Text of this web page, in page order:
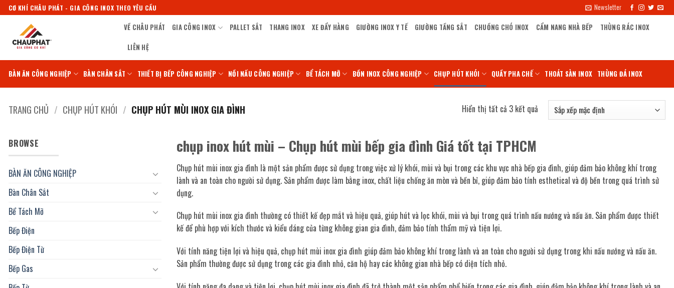
qua
dung
CƠ KHÍ CHÂU PHÁT - GIA CÔNG INOX THEO YÊU CẦU Newsletter
VỀ CHÂU PHÁT GIA CÔNG INOX PALLET SẮT THANG INOX XE ĐẨY HÀNG GIƯỜNG INOX Y TẾ GIƯỜNG TẦNG SẮT CHUỒNG CHÓ INOX CẨM NANG NHÀ BẾP THÙNG RÁC INOX
LIÊN HỆ
BÀN ĂN CÔNG NGHIỆP BÀN CHÂN SẮT THIẾT BỊ BẾP CÔNG NGHIỆP NỒI NẤU CÔNG NGHIỆP BỂ TÁCH MỠ BỒN INOX CÔNG NGHIỆP CHỤP HÚT KHÓI QUẦY PHA CHẾ THOÁT SÀN INOX THÙNG ĐÁ INOX
TRANG CHỦ / CHỤP HÚT KHÓI / CHỤP HÚT MÙI INOX GIA ĐÌNH Hiển thị tất cả 3 kết quả
BROWSE
BÀN ĂN CÔNG NGHIỆP
Bàn Chân Sắt
Bể Tách Mỡ
Bếp Điện
Bếp Điện Từ
Bếp Gas
chụp inox hút mùi – Chụp hút mùi bếp gia đình Giá tốt tại TPHCM
Chụp hút mùi inox gia đình là một sản phẩm được sử dụng trong việc xử lý khói, mùi và bụi trong các khu vực nhà bếp gia đình, giúp đảm bảo không khí trong
lành và an toàn cho người sử dụng. Sản phẩm được làm bằng inox, chất liệu chống ăn mòn và bền bỉ, giúp đảm bảo tính esthetical và độ bền trong quá trình sử
dụng.
Chụp hút mùi inox gia đình thường có thiết kế đẹp mắt và hiệu quả, giúp hút và lọc khói, mùi và bụi trong quá trình nấu nướng và nấu ăn. Sản phẩm được thiết
kế để phù hợp với kích thước và kiểu dáng của từng không gian gia đình, đảm bảo tính thẩm mỹ và tiện lợi.
Với tính năng tiện lợi và hiệu quả, chụp hút mùi inox gia đình giúp đảm bảo không khí trong lành và an toàn cho người sử dụng trong khi nấu nướng và nấu ăn.
Sản phẩm thường được sử dụng trong các gia đình nhỏ, căn hộ hay các không gian nhà bếp có diện tích nhỏ.